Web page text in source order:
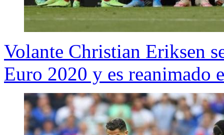
Volante Christian Eriksen
Euro 2020 y es reanimado